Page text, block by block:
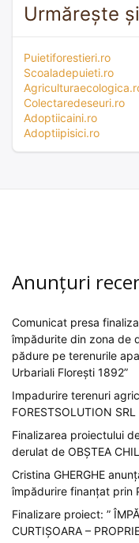
Urmărește
Puietiforestieri.ro
Scoaladepuieti.ro
Colectaredeseuri.ro
Adoptiicaini.ro
Adoptiipisici.ro
Anunțuri
Comunicat presa
împădurite din zona de
pădure pe terenurile
Urbariali Florești 1892”
Impadurire terenuri
FORESTSOLUTION SRL
Finalizarea proiectului
derulat de OBȘTEA
Cristina GHERGHE
împădurire finanțat prin
Finalizare proiect: ”
CURTIȘOARA –